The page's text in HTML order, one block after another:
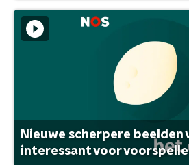
Nieuwe scherpere beelden
interessant voor